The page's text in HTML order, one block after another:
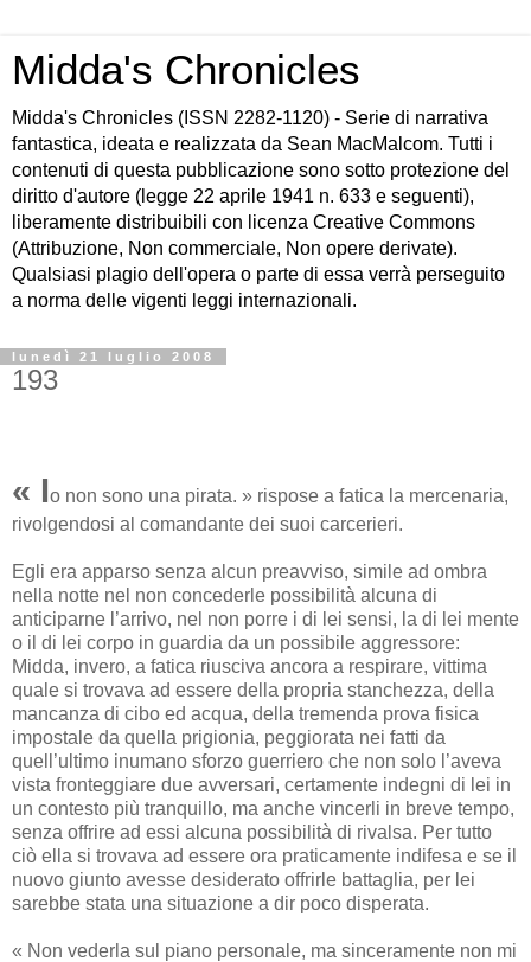
Midda's Chronicles
Midda's Chronicles (ISSN 2282-1120) - Serie di narrativa
fantastica, ideata e realizzata da Sean MacMalcom. Tutti i
contenuti di questa pubblicazione sono sotto protezione del
diritto d'autore (legge 22 aprile 1941 n. 633 e seguenti),
liberamente distribuibili con licenza Creative Commons
(Attribuzione, Non commerciale, Non opere derivate).
Qualsiasi plagio dell'opera o parte di essa verrà perseguito
a norma delle vigenti leggi internazionali.
lunedì 21 luglio 2008
193
« Io non sono una pirata. » rispose a fatica la mercenaria,
rivolgendosi al comandante dei suoi carcerieri.
Egli era apparso senza alcun preavviso, simile ad ombra
nella notte nel non concederle possibilità alcuna di
anticiparne l’arrivo, nel non porre i di lei sensi, la di lei mente
o il di lei corpo in guardia da un possibile aggressore:
Midda, invero, a fatica riusciva ancora a respirare, vittima
quale si trovava ad essere della propria stanchezza, della
mancanza di cibo ed acqua, della tremenda prova fisica
impostale da quella prigionia, peggiorata nei fatti da
quell’ultimo inumano sforzo guerriero che non solo l’aveva
vista fronteggiare due avversari, certamente indegni di lei in
un contesto più tranquillo, ma anche vincerli in breve tempo,
senza offrire ad essi alcuna possibilità di rivalsa. Per tutto
ciò ella si trovava ad essere ora praticamente indifesa e se il
nuovo giunto avesse desiderato offrirle battaglia, per lei
sarebbe stata una situazione a dir poco disperata.
« Non vederla sul piano personale, ma sinceramente non mi